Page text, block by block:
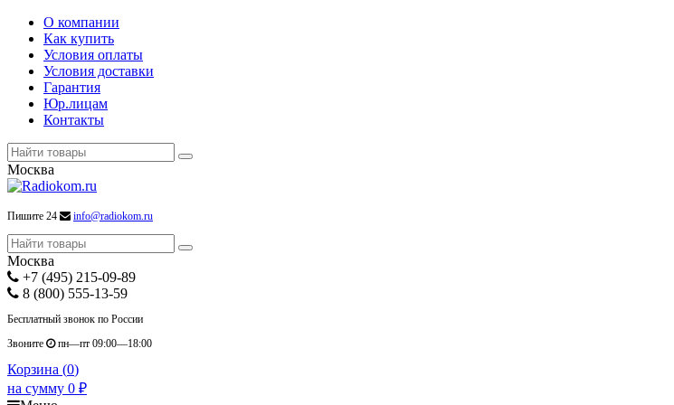
О компании
Как купить
Условия оплаты
Условия доставки
Гарантия
Юр.лицам
Контакты
Москва
Пишите 24 info@radiokom.ru
Москва
+7 (495) 215-09-89
8 (800) 555-13-59
Бесплатный звонок по России
Звоните
пн—пт 09:00—18:00
Корзина (0)
на сумму 0 ₽